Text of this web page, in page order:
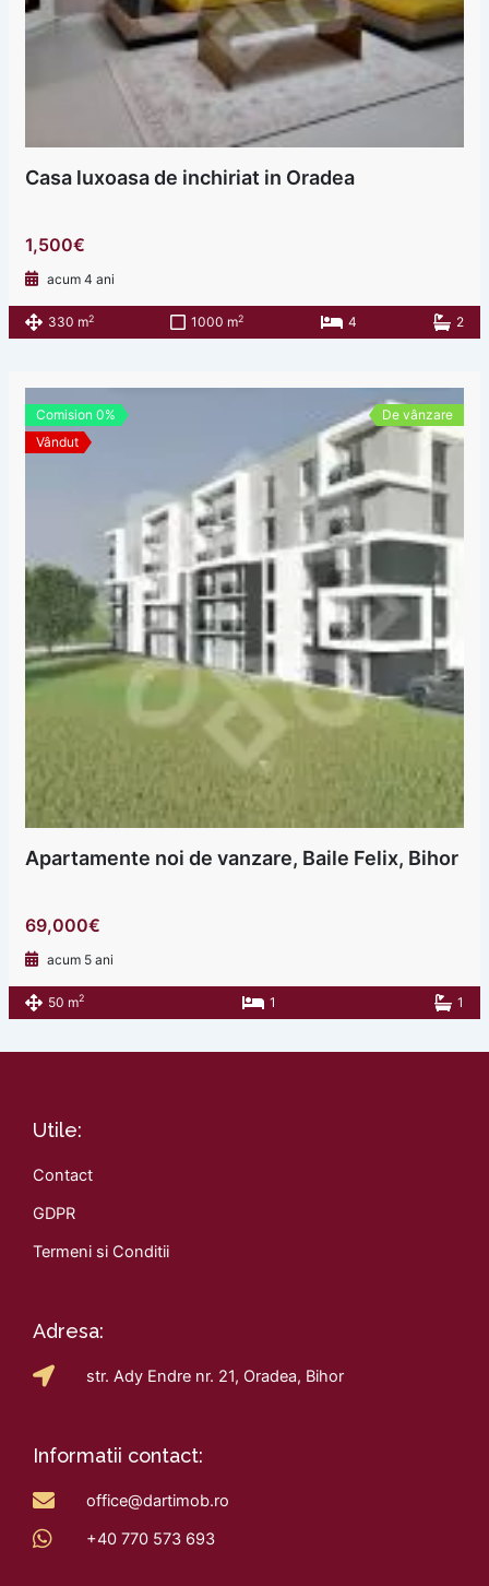
Casa luxoasa de inchiriat in Oradea
1,500€
acum 4 ani
330 m2 1000 m2 4 2
Comision 0%
Vândut
De vânzare
Apartamente noi de vanzare, Baile Felix, Bihor
69,000€
acum 5 ani
50 m2 1 1
Utile:
Contact
GDPR
Termeni si Conditii
Adresa:
str. Ady Endre nr. 21, Oradea, Bihor
Informatii contact:
office@dartimob.ro
+40 770 573 693